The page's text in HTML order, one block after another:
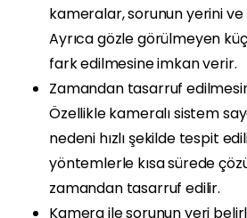
kameralar, sorunun yerini
Ayrıca gözle görülmeyen
fark edilmesine imkan verir.
Zamandan tasarruf
Özellikle kameralı sistem
nedeni hızlı şekilde tespit
yöntemlerle kısa sürede
zamandan tasarruf edilir.
Kamera ile sorunun yeri